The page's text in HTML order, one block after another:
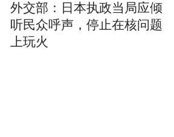
外交部：日本执政当局应倾
听民众呼声，停止在核问题
上玩火